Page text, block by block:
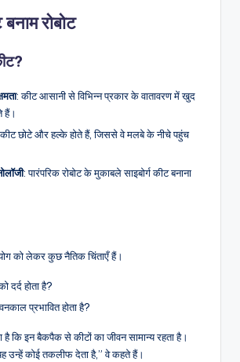
बनाम रोबोट
: कीट आसानी से विभिन्न प्रकार के वातावरण में खुद
हैं।
छोटे और हल्के होते हैं, जिससे वे मलबे के नीचे पहुंच
: पारंपरिक रोबोट के मुकाबले साइबोर्ग कीट बनाना
को लेकर कुछ नैतिक चिंताएँ हैं।
दर्द होता है?
प्रभावित होता है?
है कि इन बैकपैक से कीटों का जीवन सामान्य रहता है।
उन्हें कोई तकलीफ देता है,” वे कहते हैं।